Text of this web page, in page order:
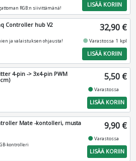
RGB:n siivittämänä!
LISÄÄ KORIIN
Controller hub V2
ja valaistuksen ohjausta!
32,90 €
fiber_manual_recordVarastossa 1 kpl
LISÄÄ KORIIN
4-pin -> 3x4-pin PWM
5,50 €
fiber_manual_recordVarastossa
LISÄÄ KORIIN
Mate -kontolleri, musta
kontrolleri
9,90 €
fiber_manual_recordVarastossa
LISÄÄ KORIIN